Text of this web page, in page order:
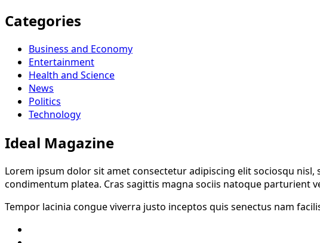
Categories
Business and Economy
Entertainment
Health and Science
News
Politics
Technology
Ideal Magazine
Lorem ipsum dolor sit amet consectetur adipiscing elit sociosqu
condimentum platea. Cras sagittis magna sociis natoque parturient
Tempor lacinia congue viverra justo inceptos quis senectus nam